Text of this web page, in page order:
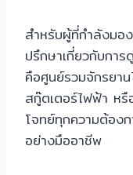
สำหรับผู้ที่กำลังมอ
ปรึกษาเกี่ยวกับกา
คือศูนย์รวมจักรยาน
สกู๊ตเตอร์ไฟฟ้า ห
โจทย์ทุกความต้อง
อย่างมืออาชีพ